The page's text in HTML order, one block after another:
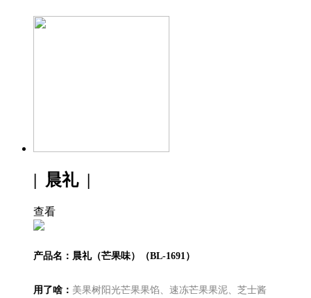
| 晨礼 |
查看
产品名：晨礼（芒果味）（BL-1691）
用了啥： 美果树阳光芒果果馅、速冻芒果果泥、芝士酱